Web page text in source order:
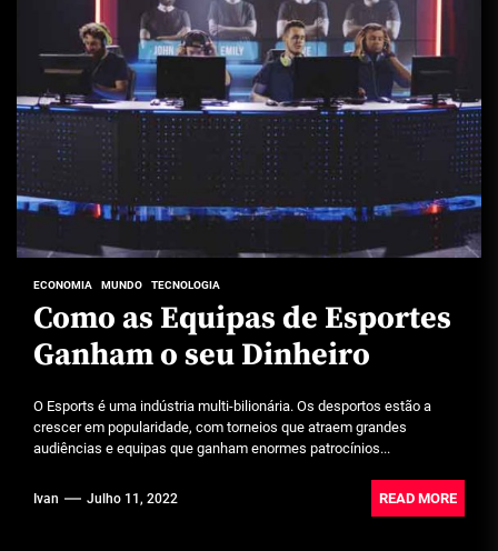
ECONOMIA MUNDO TECNOLOGIA
Como as Equipas de Esportes
Ganham o seu Dinheiro
O Esports é uma indústria multi-bilionária. Os desportos estão a
crescer em popularidade, com torneios que atraem grandes
audiências e equipas que ganham enormes patrocínios...
Ivan Julho 11, 2022 READ MORE